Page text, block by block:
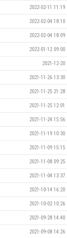
2022-02-11 11:19
2022-02-04 18:10
2022-02-04 18:09
2022-01-12 09:00
2021-12-20
2021-11-26 13:30
2021-11-25 21:28
2021-11-25 12:01
2021-11-24 15:56
2021-11-19 10:30
2021-11-09 15:15
2021-11-08 09:25
2021-11-04 13:37
2021-10-14 16:20
2021-10-02 10:26
2021-09-28 14:40
2021-09-08 14:26